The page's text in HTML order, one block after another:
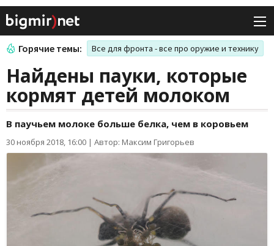
Горячие темы: Все для фронта - все про оружие и технику
Найдены пауки, которые
кормят детей молоком
В паучьем молоке больше белка, чем в коровьем
30 ноября 2018, 16:00 | Автор: Максим Григорьев